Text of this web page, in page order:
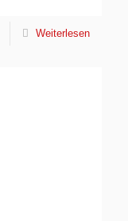
Weiterlesen